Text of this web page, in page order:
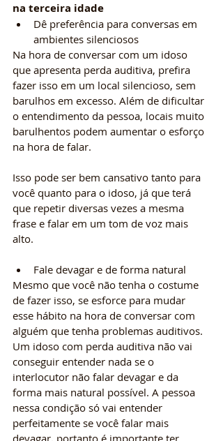
na terceira idade
Dê preferência para conversas em
ambientes silenciosos
Na hora de conversar com um idoso
que apresenta perda auditiva, prefira
fazer isso em um local silencioso, sem
barulhos em excesso. Além de dificultar
o entendimento da pessoa, locais muito
barulhentos podem aumentar o esforço
na hora de falar.
Isso pode ser bem cansativo tanto para
você quanto para o idoso, já que terá
que repetir diversas vezes a mesma
frase e falar em um tom de voz mais
alto.
Fale devagar e de forma natural
Mesmo que você não tenha o costume
de fazer isso, se esforce para mudar
esse hábito na hora de conversar com
alguém que tenha problemas auditivos.
Um idoso com perda auditiva não vai
conseguir entender nada se o
interlocutor não falar devagar e da
forma mais natural possível. A pessoa
nessa condição só vai entender
perfeitamente se você falar mais
devagar, portanto é importante ter